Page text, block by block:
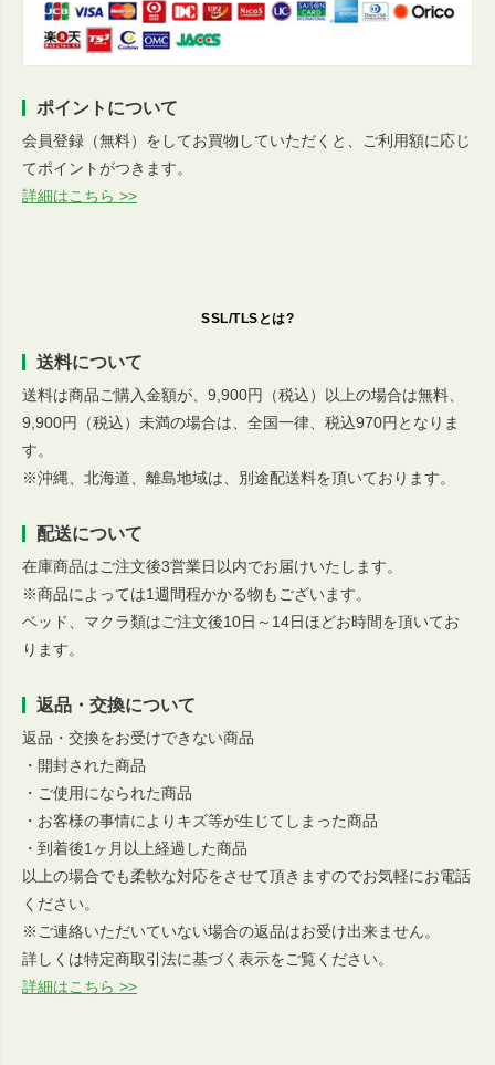
ポイントについて
会員登録（無料）をしてお買物していただくと、ご利用額に応じ
てポイントがつきます。
詳細はこちら >>
SSL/TLSとは?
送料について
送料は商品ご購入金額が、9,900円（税込）以上の場合は無料、
9,900円（税込）未満の場合は、全国一律、税込970円となりま
す。
※沖縄、北海道、離島地域は、別途配送料を頂いております。
配送について
在庫商品はご注文後3営業日以内でお届けいたします。
※商品によっては1週間程かかる物もございます。
ベッド、マクラ類はご注文後10日～14日ほどお時間を頂いてお
ります。
返品・交換について
返品・交換をお受けできない商品
・開封された商品
・ご使用になられた商品
・お客様の事情によりキズ等が生じてしまった商品
・到着後1ヶ月以上経過した商品
以上の場合でも柔軟な対応をさせて頂きますのでお気軽にお電話
ください。
※ご連絡いただいていない場合の返品はお受け出来ません。
詳しくは特定商取引法に基づく表示をご覧ください。
詳細はこちら >>